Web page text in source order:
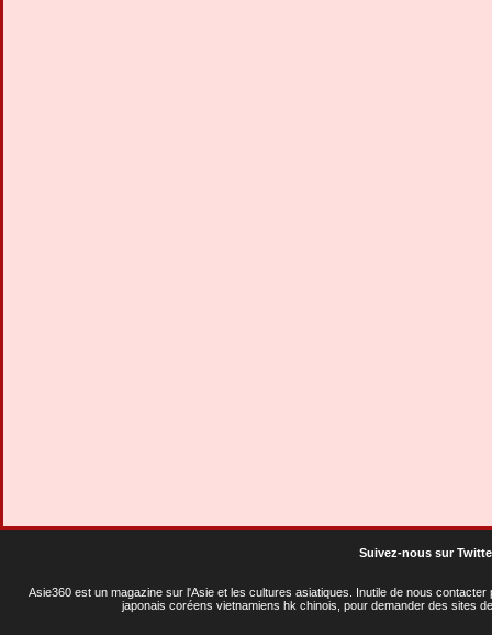
Suivez-nous sur
Asie360 est un magazine sur l'Asie et les cultures asiatiques . Inutile de nous
japonais coréens vietnamiens hk chinois, pour demander des sites